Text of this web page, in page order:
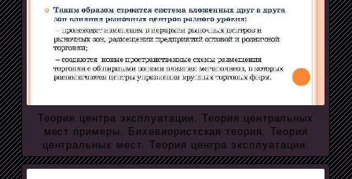
Теория центра эксплуатации. Теория центральных
мест примеры. Бихевиористская теория. Теория
центральных мест. Теория центра эксплуатации.